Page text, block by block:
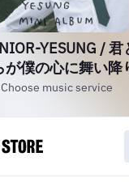
YESUNG /
僕の心に舞い降
Choose music service